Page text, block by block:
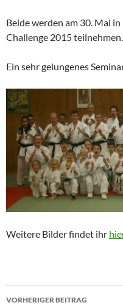
Beide werden am 30. Mai
Challenge 2015 teilnehmen.
Ein sehr gelungenes
Weitere Bilder findet ihr
VORHERIGER BEITRAG